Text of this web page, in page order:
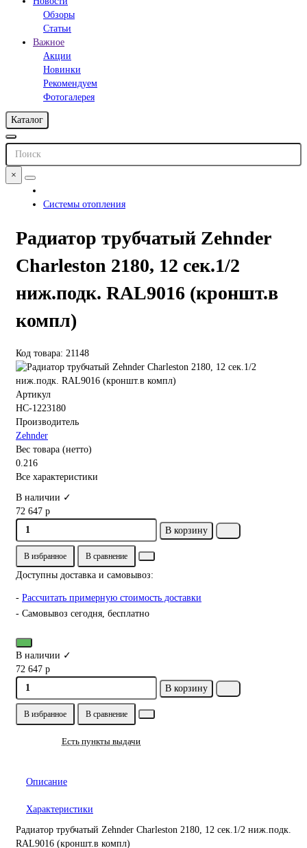
Обзоры
Статьи
Важное
Акции
Новинки
Рекомендуем
Фотогалерея
Каталог
×
Системы отопления
Радиатор трубчатый Zehnder
Charleston 2180, 12 сек.1/2
ниж.подк. RAL9016 (кроншт.в
компл)
Код товара: 21148
Артикул
НС-1223180
Производитель
Zehnder
Вес товара (нетто)
0.216
Все характеристики
В наличии ✓
72 647 р
В корзину
В избранное В сравнение
Доступны доставка и самовывоз:
- Рассчитать примерную стоимость доставки
- Самовывоз сегодня, бесплатно
В наличии ✓
72 647 р
В корзину
В избранное В сравнение
Есть пункты выдачи
Описание
Характеристики
Радиатор трубчатый Zehnder Charleston 2180, 12 сек.1/2 ниж.подк.
RAL9016 (кроншт.в компл)